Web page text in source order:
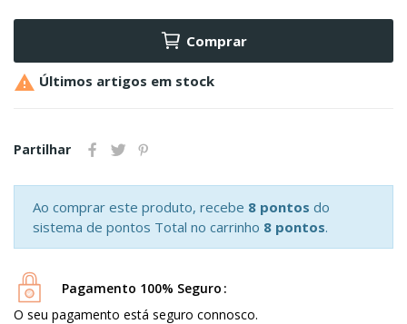
Comprar
 Últimos artigos em stock
Partilhar
Ao comprar este produto, recebe 8 pontos do
sistema de pontos Total no carrinho 8 pontos.
Pagamento 100% Seguro
O seu pagamento está seguro connosco.